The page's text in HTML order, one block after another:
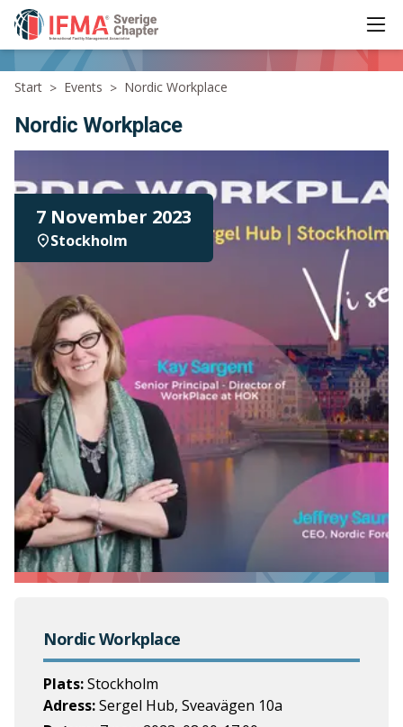
IFMA - International Facility Management Association
Start > Events > Nordic Workplace
Nordic Workplace
7 November 2023
Stockholm
Nordic Workplace
Plats:Stockholm
Adress:Sergel Hub, Sveavägen 10a